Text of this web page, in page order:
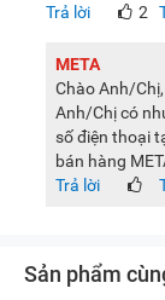
Trả lời
2
META
Chào Anh/Chị,
Anh/Chị có
số điện thoại
bán hàng
Trả lời
Sản phẩm